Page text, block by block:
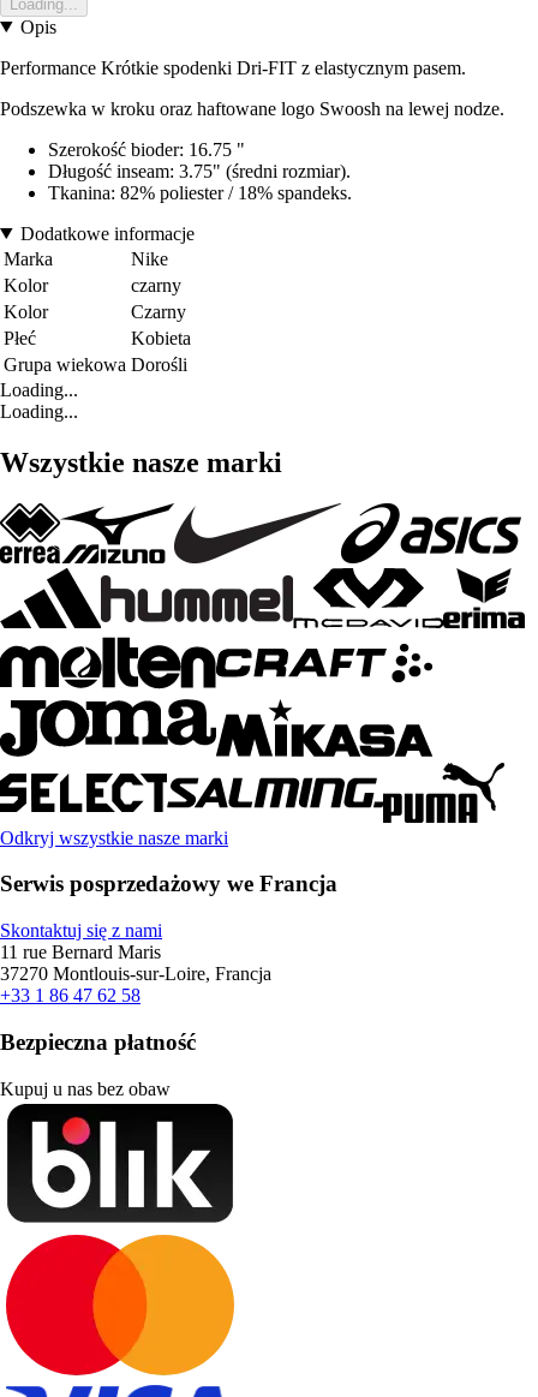
Loading...
Opis
Performance Krótkie spodenki Dri-FIT z elastycznym pasem.
Podszewka w kroku oraz haftowane logo Swoosh na lewej nodze.
Szerokość bioder: 16.75 "
Długość inseam: 3.75" (średni rozmiar).
Tkanina: 82% poliester / 18% spandeks.
Dodatkowe informacje
Marka
Nike
Kolor
czarny
Kolor
Czarny
Płeć
Kobieta
Grupa wiekowa Dorośli
Loading...
Loading...
Wszystkie nasze marki
Odkryj wszystkie nasze marki
Serwis posprzedażowy we Francja
Skontaktuj się z nami
11 rue Bernard Maris
37270 Montlouis-sur-Loire, Francja
+33 1 86 47 62 58
Bezpieczna płatność
Kupuj u nas bez obaw